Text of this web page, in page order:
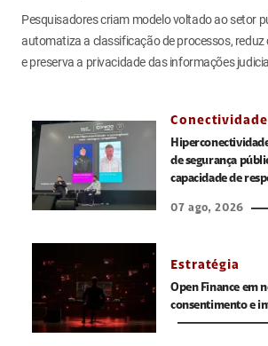
Pesquisadores criam modelo voltado ao setor
automatiza a classificação de processos,
e preserva a privacidade das informações
Conectividade
de segurança
capacidade de
07 ago, 2026
Estratégia
Open Finance em
consentimento e